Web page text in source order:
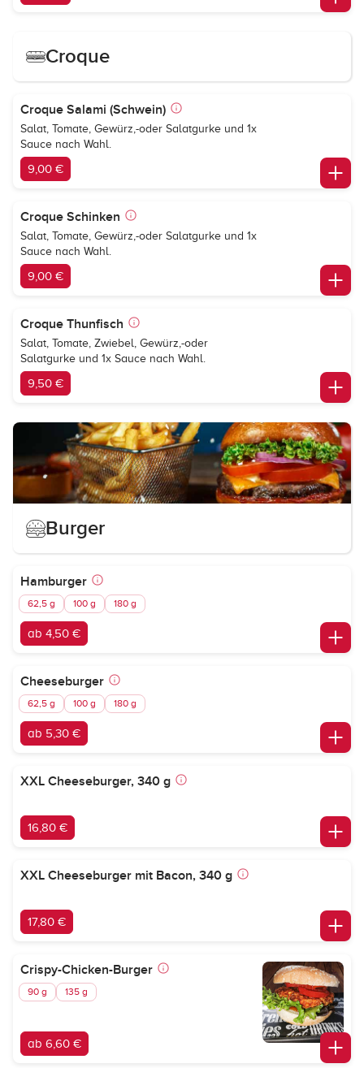
Croque
Croque Salami (Schwein)
Salat, Tomate, Gewürz,-oder Salatgurke und 1x
Sauce nach Wahl.
9,00 €
Croque Schinken
Salat, Tomate, Gewürz,-oder Salatgurke und 1x
Sauce nach Wahl.
9,00 €
Croque Thunfisch
Salat, Tomate, Zwiebel, Gewürz,-oder
Salatgurke und 1x Sauce nach Wahl.
9,50 €
Burger
Hamburger
62,5 g 100 g 180 g
ab 4,50 €
Cheeseburger
62,5 g 100 g 180 g
ab 5,30 €
XXL Cheeseburger, 340 g
16,80 €
XXL Cheeseburger mit Bacon, 340 g
17,80 €
Crispy-Chicken-Burger
90 g 135 g
ab 6,60 €